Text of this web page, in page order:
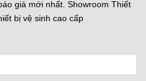
giá mới nhất. Showroom Thiết
bị vệ sinh cao cấp